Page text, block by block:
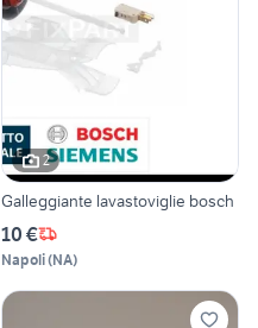
2
Galleggiante lavastoviglie bosch
10 €
Napoli(NA)